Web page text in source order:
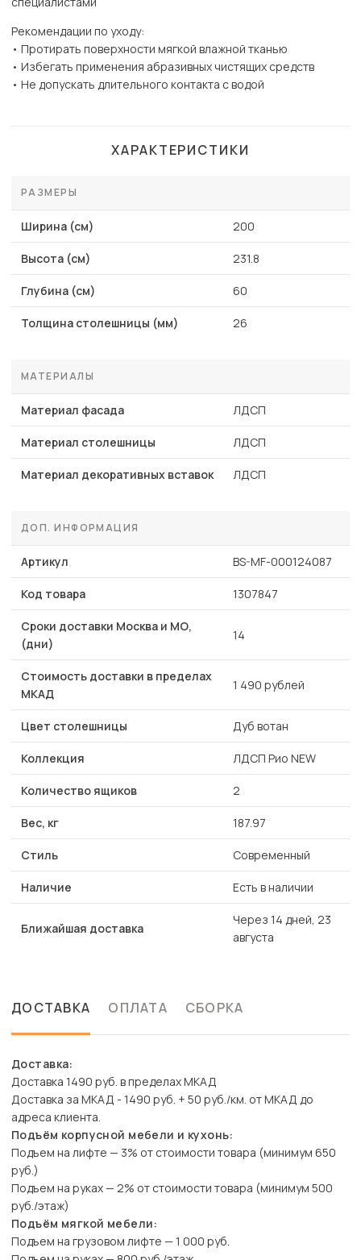
Рекомендации по уходу:
• Протирать поверхности мягкой влажной тканью
• Избегать применения абразивных чистящих средств
• Не допускать длительного контакта с водой
ХАРАКТЕРИСТИКИ
РАЗМЕРЫ
Ширина (см) 200
Высота (см) 231.8
Глубина (см) 60
Толщина столешницы (мм) 26
МАТЕРИАЛЫ
Материал фасада ЛДСП
Материал столешницы ЛДСП
Материал декоративных вставок ЛДСП
ДОП. ИНФОРМАЦИЯ
Артикул BS-MF-000124087
Код товара 1307847
Сроки доставки Москва и МО,
(дни)
14
Стоимость доставки в пределах
МКАД
1 490 рублей
Цвет столешницы Дуб вотан
Коллекция ЛДСП Рио NEW
Количество ящиков 2
Вес, кг 187.97
Стиль Современный
Наличие Есть в наличии
Ближайшая доставка
Через 14 дней, 23
августа
ДОСТАВКА ОПЛАТА СБОРКА
Доставка:
Доставка 1490 руб. в пределах МКАД
Доставка за МКАД - 1490 руб. + 50 руб./км. от МКАД до
адреса клиента.
Подъём корпусной мебели и кухонь:
Подъем на лифте — 3% от стоимости товара (минимум 650
руб.)
Подъем на руках — 2% от стоимости товара (минимум 500
руб./этаж)
Подъём мягкой мебели:
Подъем на грузовом лифте — 1 000 руб.